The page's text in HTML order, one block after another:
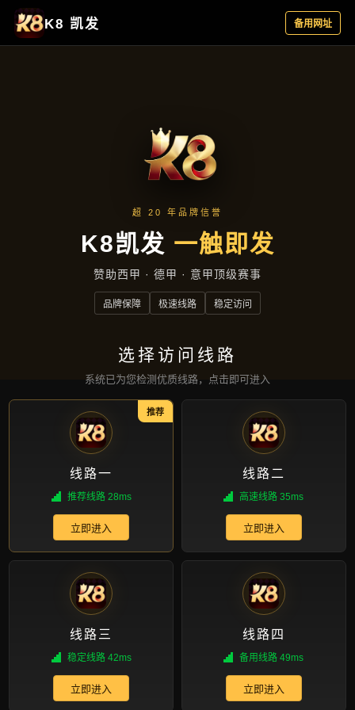
合作实例
首页 合作实例